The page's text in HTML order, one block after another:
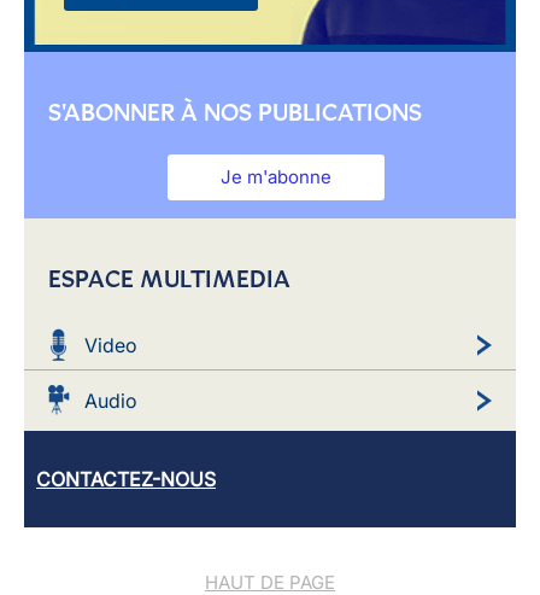
S'ABONNER À NOS PUBLICATIONS
Je m'abonne
ESPACE MULTIMEDIA
Video
Audio
CONTACTEZ-NOUS
HAUT DE PAGE